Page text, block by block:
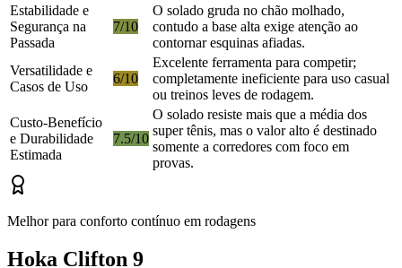
Estabilidade e
Segurança na
Passada
7/10
O solado gruda no chão molhado,
contudo a base alta exige atenção ao
contornar esquinas afiadas.
Versatilidade e
Casos de Uso
6/10
Excelente ferramenta para competir;
completamente ineficiente para uso casual
ou treinos leves de rodagem.
Custo-Benefício
e Durabilidade
Estimada
7.5/10
O solado resiste mais que a média dos
super tênis, mas o valor alto é destinado
somente a corredores com foco em
provas.
Melhor para conforto contínuo em rodagens
Hoka Clifton 9